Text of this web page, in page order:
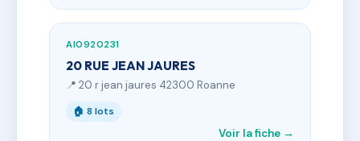
AI0920231
20 RUE JEAN JAURES
📍 20 r jean jaures 42300 Roanne
🏠 8 lots
Voir la fiche →